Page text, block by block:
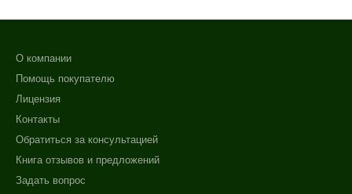
Гладкость
Ровный тон
Показать еще
Область применения
Веки
Декольте
Лицо
О компании
Помощь покупателю
Лицензия
Контакты
Обратиться за консультацией
Книга отзывов и предложений
Задать вопрос